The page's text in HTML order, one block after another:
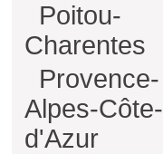
Poitou-
Charentes
Provence-
Alpes-Côte-
d'Azur